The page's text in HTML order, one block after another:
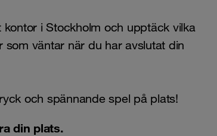
i Stockholm och upptäck vilka
som väntar när du har avslutat din
och spännande spel på plats!
din plats.